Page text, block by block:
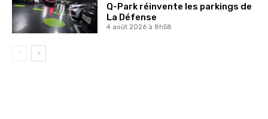
Q-Park réinvente les parkings de
La Défense
4 août 2026 à 8h58